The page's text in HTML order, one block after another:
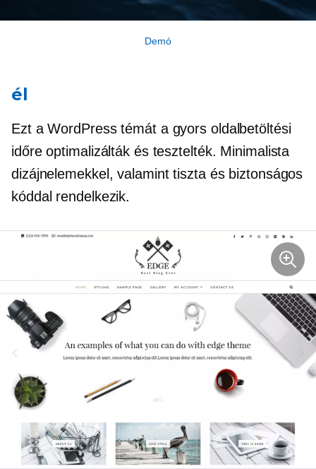
Demó
él
Ezt a WordPress témát a gyors oldalbetöltési
időre optimalizálták és tesztelték. Minimalista
dizájnelemekkel, valamint tiszta és biztonságos
kóddal rendelkezik.